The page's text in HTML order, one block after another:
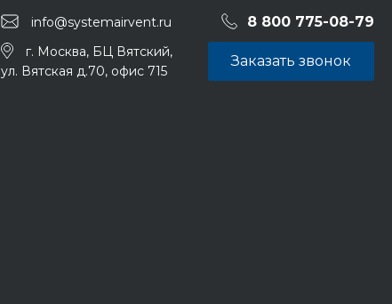
info@systemairvent.ru 8 800 775-08-79
г. Москва, БЦ Вятский,
ул. Вятская д.70, офис 715
Заказать звонок